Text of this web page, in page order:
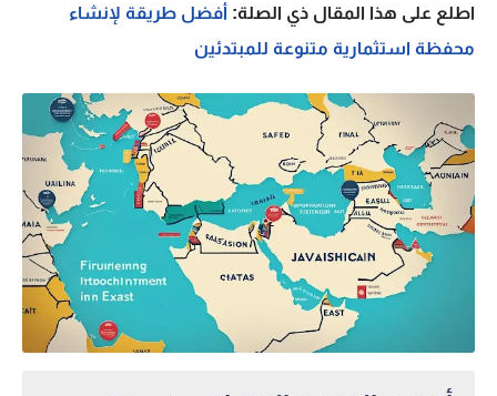
اطلع على هذا المقال ذي الصلة: أفضل طريقة لإنشاء
محفظة استثمارية متنوعة للمبتدئين